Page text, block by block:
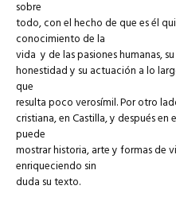
sobre
todo, con el hecho de que es él
conocimiento de la
vida y de las pasiones humanas, su
honestidad y su actuación a lo
que
resulta poco verosímil. Por otro
cristiana, en Castilla, y después
puede
mostrar historia, arte y formas de
enriqueciendo sin
duda su texto.